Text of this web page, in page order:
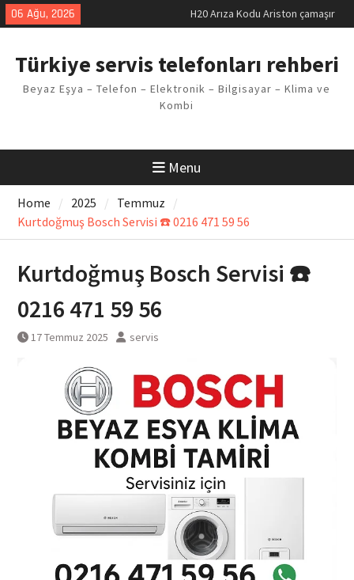
Skip
to
06 Ağu, 2026
LG kombi E2 Arızası Çözümü
Vaillant çamaşır makinesi E03
Arıza Kodu
Ferroli klima E3 Arızası Çözümü
Türkiye servis telefonları rehberi
Beyaz Eşya – Telefon – Elektronik – Bilgisayar – Klima ve
Kombi
Menu
Home 2025
Temmuz
Kurtdoğmuş Bosch Servisi ☎️ 0216 471 59 56
Kurtdoğmuş Bosch Servisi ☎️
0216 471 59 56
17 Temmuz 2025 servis